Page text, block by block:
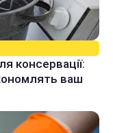
консервації:
ваш